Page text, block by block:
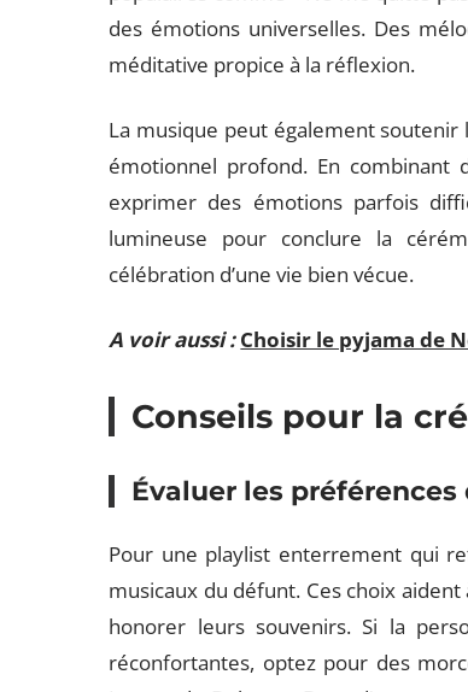
des émotions universelles. Des
méditative propice à la réflexion.
La musique peut également soutenir
émotionnel profond. En
exprimer des émotions parfois
lumineuse pour conclure la
célébration d’une vie bien vécue.
A voir aussi : Choisir le pyjama de
Conseils pour la
Évaluer les
Pour une playlist enterrement qui
musicaux du défunt. Ces choix
honorer leurs souvenirs. Si la
réconfortantes, optez pour des